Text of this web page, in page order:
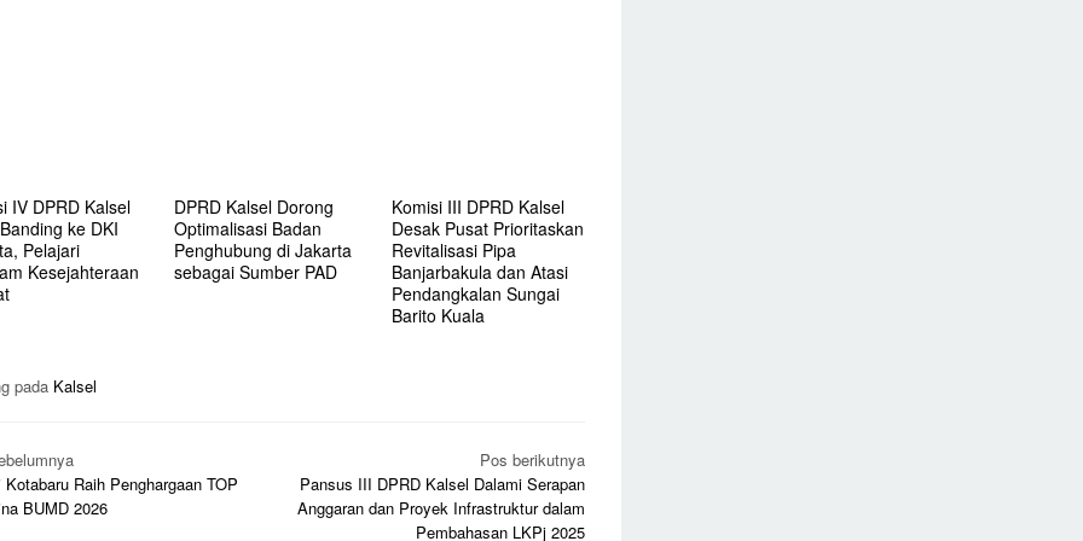
IV DPRD Kalsel
ke DKI
Pelajari
Kesejahteraan
DPRD Kalsel Dorong
Optimalisasi Badan
Penghubung di Jakarta
sebagai Sumber PAD
Komisi III DPRD Kalsel
Desak Pusat Prioritaskan
Revitalisasi Pipa
Banjarbakula dan Atasi
Pendangkalan Sungai
Barito Kuala
pada Kalsel
Kotabaru Raih Penghargaan TOP
BUMD 2026
Pos berikutnya
Pansus III DPRD Kalsel Dalami Serapan
Anggaran dan Proyek Infrastruktur dalam
Pembahasan LKPj 2025